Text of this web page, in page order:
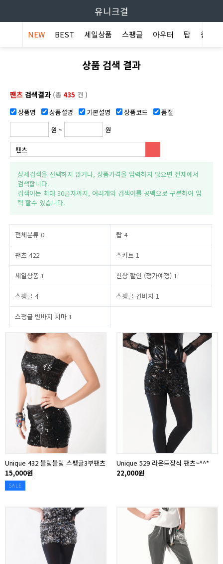
유니크걸
NEW BEST 세일상품 스팽글 아우터 탑 원피스
상품 검색 결과
팬츠 검색결과 (총 435 건 )
상품명
상품설명 기본설명 상품코드
품절
원 ~
원
상세검색을 선택하지 않거나, 상품가격을 입력하지 않으면 전체에서
검색합니다.
검색어는 최대 30글자까지, 여러개의 검색어를 공백으로 구분하여 입
력 할수 있습니다.
전체분류 0 탑 4
팬츠 422 스커트 1
세일상품 1 신상 할인 (정가예정) 1
스팽글 4 스팽글 긴바지 1
스팽글 반바지 치마 1
Unique 432 블링블링 스팽글3부팬츠
15,000원
SALE
Unique 529 라운드장식 팬츠~^^*
22,000원